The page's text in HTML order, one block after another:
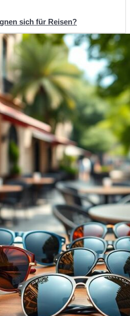
sich für Reisen?